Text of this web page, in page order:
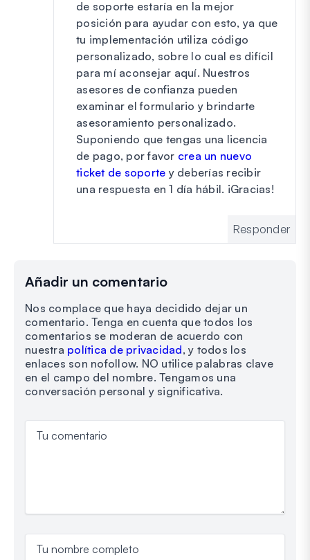
de soporte estaría en la mejor
posición para ayudar con esto, ya que
tu implementación utiliza código
personalizado, sobre lo cual es difícil
para mí aconsejar aquí. Nuestros
asesores de confianza pueden
examinar el formulario y brindarte
asesoramiento personalizado.
Suponiendo que tengas una licencia
de pago, por favor crea un nuevo
ticket de soporte y deberías recibir
una respuesta en 1 día hábil. ¡Gracias!
Responder
Añadir un comentario
Nos complace que haya decidido dejar un
comentario. Tenga en cuenta que todos los
comentarios se moderan de acuerdo con
nuestra política de privacidad, y todos los
enlaces son nofollow. NO utilice palabras clave
en el campo del nombre. Tengamos una
conversación personal y significativa.
Tu comentario
Tu nombre completo